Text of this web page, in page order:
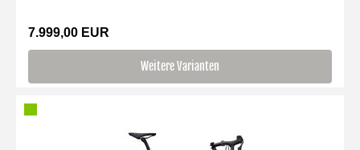
7.999,00 EUR
Weitere Varianten